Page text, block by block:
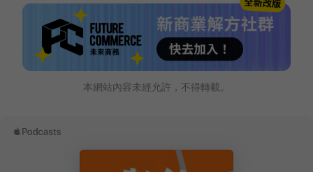
本網站內容未經允許，不得轉載。